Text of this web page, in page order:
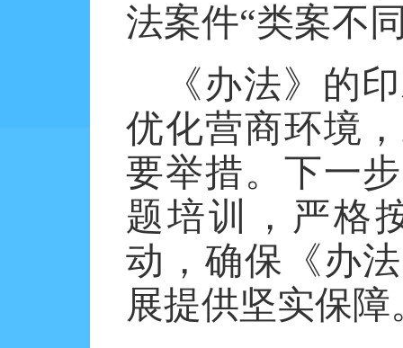
法案件“类案不
《办法》的
优化营商环境
要举措。下一
题培训，严格
动，确保《办
展提供坚实保障